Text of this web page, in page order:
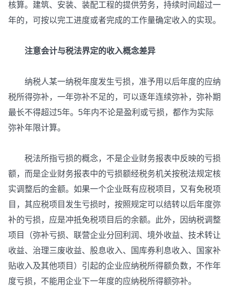
核算。建筑、安装、装配工程的提供劳务，持续时间超过一
年的，可按以完工进度或者完成的工作量确定收入的实现。
注意会计与税法界定的收入概念差异
纳税人某一纳税年度发生亏损，准予用以后年度的应纳
税所得弥补，一年弥补不足的，可以逐年连续弥补，弥补期
最长不得超过5年。5年内不论是盈利或亏损，都作为实际
弥补年限计算。
税法所指亏损的概念，不是企业财务报表中反映的亏损
额，而是企业财务报表中的亏损额经税务机关按税法规定核
实调整后的金额。如果一个企业既有应税项目，又有免税项
目，其应税项目发生亏损时，按照规定可以结转以后年度弥
补的亏损，应是冲抵免税项目后的余额。此外，因纳税调整
项目（弥补亏损、联营企业分回利润、境外收益、技术转让
收益、治理三废收益、股息收入、国库券利息收入、国家补
贴收入及其他项目）引起的企业应纳税所得额负数，不作年
度亏损，不能用企业下一年度的应纳税所得额弥补。